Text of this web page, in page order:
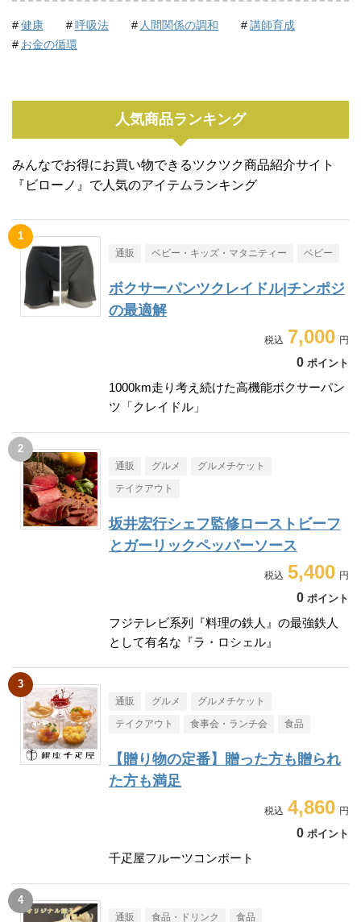
健康 呼吸法 人間関係の調和
講師育成
お金の循環
人気商品ランキング
みんなでお得にお買い物できるツクツク商品紹介サイト
『ビローノ』で人気のアイテムランキング
通販 ベビー・キッズ・マタニティー ベビー
ボクサーパンツクレイドル|チンポジ
の最適解
7,000
0 ポイント
1000km走り考え続けた高機能ボクサーパン
ツ「クレイドル」
通販 グルメ グルメチケット
テイクアウト
坂井宏行シェフ監修ローストビーフ
とガーリックペッパーソース
5,400
0 ポイント
フジテレビ系列『料理の鉄人』の最強鉄人
として有名な『ラ・ロシェル』
通販 グルメ グルメチケット
テイクアウト 食事会・ランチ会 食品
【贈り物の定番】贈った方も贈られ
た方も満足
4,860
0 ポイント
千疋屋フルーツコンポート
通販 食品・ドリンク 食品